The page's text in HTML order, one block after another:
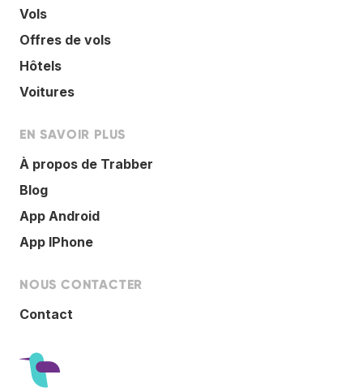
Vols
Offres de vols
Hôtels
Voitures
EN SAVOIR PLUS
À propos de Trabber
Blog
App Android
App IPhone
NOUS CONTACTER
Contact